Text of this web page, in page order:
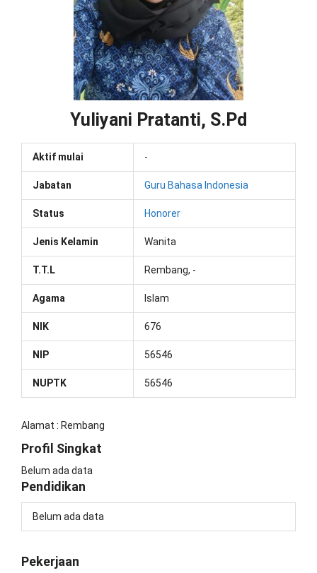
Yuliyani Pratanti, S.Pd
Aktif mulai -
Jabatan Guru Bahasa Indonesia
Status Honorer
Jenis Kelamin Wanita
T.T.L Rembang, -
Agama Islam
NIK 676
NIP 56546
NUPTK 56546
Alamat : Rembang
Profil Singkat
Belum ada data
Pendidikan
Belum ada data
Pekerjaan